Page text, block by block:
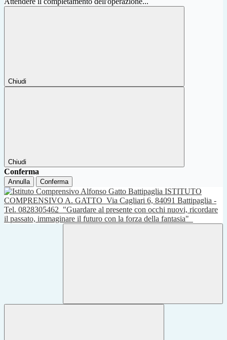
Chiudi
Chiudi
Conferma
Annulla Conferma
ISTITUTO
COMPRENSIVO A. GATTO Via Cagliari 6, 84091 Battipaglia -
Tel. 0828305462 "Guardare al presente con occhi nuovi, ricordare
il passato, immaginare il futuro con la forza della fantasia"